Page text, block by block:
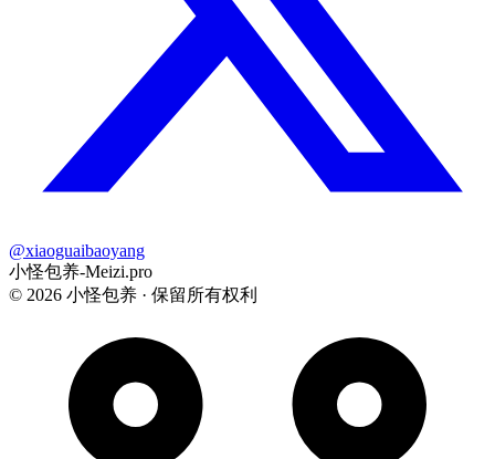
@xiaoguaibaoyang
小怪包养-Meizi.pro
© 2026 小怪包养 · 保留所有权利